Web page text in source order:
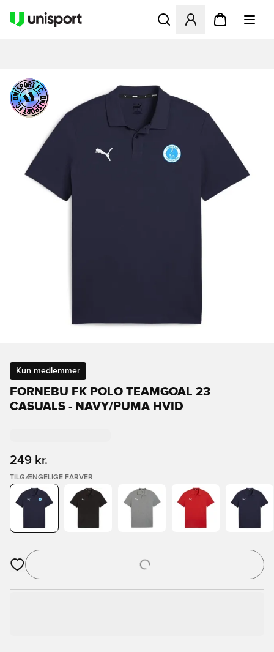
Åbner en Modal til at
Kun medlemmer
FORNEBU FK POLO TEAMGOAL 23
CASUALS - NAVY/PUMA HVID
249 kr.
TILGÆNGELIGE FARVER
Åbner en Modal til at logge ind eller tilmelde dig som medlem